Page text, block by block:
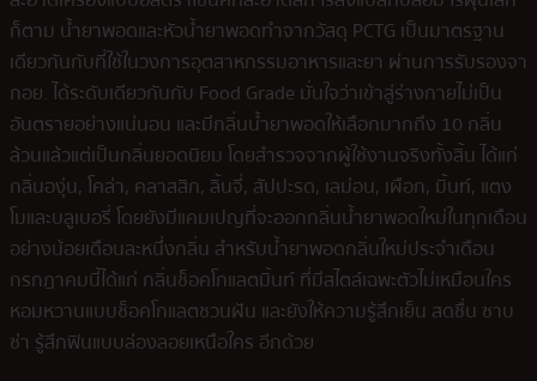
ก็ตาม น้ำยาพอดและหัวน้ำยาพอดทำจากวัสดุ PCTG เป็นมาตรฐาน
เดียวกันกับที่ใช้ในวงการอุตสาหกรรมอาหารและยา ผ่านการรับรองจา
กอย. ได้ระดับเดียวกันกับ Food Grade มั่นใจว่าเข้าสู่ร่างกายไม่เป็น
อันตรายอย่างแน่นอน และมีกลิ่นน้ำยาพอดให้เลือกมากถึง 10 กลิ่น
ล้วนแล้วแต่เป็นกลิ่นยอดนิยม โดยสำรวจจากผู้ใช้งานจริงทั้งสิ้น ได้แก่
กลิ่นองุ่น, โคล่า, คลาสสิก, ลิ้นจี่, สัปปะรด, เลม่อน, เผือก, มิ้นท์, แตง
โมและบลูเบอรี่ โดยยังมีแคมเปญที่จะออกกลิ่นน้ำยาพอดใหม่ในทุกเดือน
อย่างน้อยเดือนละหนึ่งกลิ่น สำหรับน้ำยาพอดกลิ่นใหม่ประจำเดือน
กรกฎาคมนี้ได้แก่ กลิ่นช็อคโกแลตมิ้นท์ ที่มีสไตล์เฉพะตัวไม่เหมือนใคร
หอมหวานแบบช็อคโกแลตชวนฝัน และยังให้ความรู้สึกเย็น สดชื่น ซาบ
ซ่า รู้สึกฟินแบบล่องลอยเหนือใคร อีกด้วย